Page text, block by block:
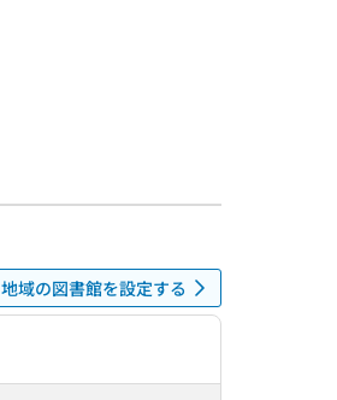
地域の図書館を設定する